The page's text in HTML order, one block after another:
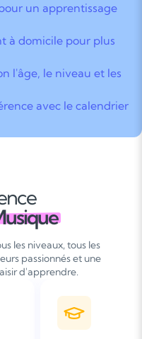
un apprentissage
à domicile pour plus
l'âge, le niveau et les
avec le calendrier
les niveaux, tous les
passionnés et une
d'apprendre.